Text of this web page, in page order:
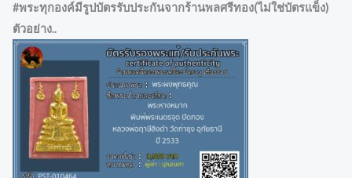
#พระทุกองค์มีรูปบัตรรับประกันจากร้านพลศรีทอง(ไม่ใช่บัตรแข็ง)
ตัวอย่าง..